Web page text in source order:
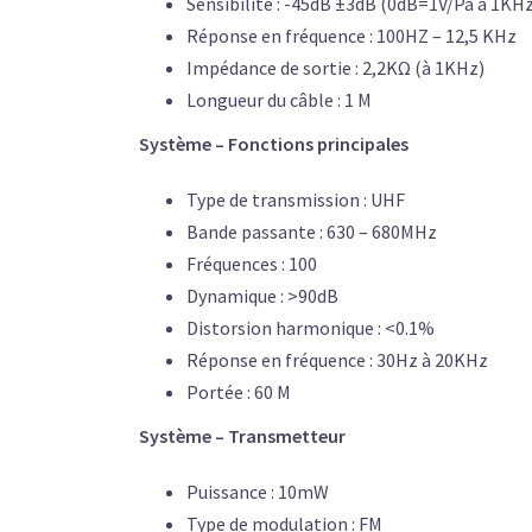
Réponse en fréquence : 100HZ – 12,5 KHz
Impédance de sortie : 2,2KΩ (à 1KHz)
Longueur du câble : 1 M
Système – Fonctions principales
Type de transmission : UHF
Bande passante : 630 – 680MHz
Fréquences : 100
Dynamique : >90dB
Distorsion harmonique : <0.1%
Réponse en fréquence : 30Hz à 20KHz
Portée : 60 M
Système – Transmetteur
Puissance : 10mW
Type de modulation : FM